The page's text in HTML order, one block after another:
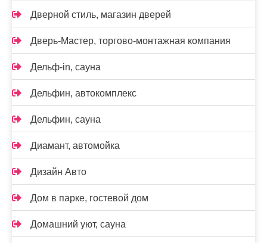
Дверной стиль, магазин дверей
Дверь-Мастер, торгово-монтажная компания
Дельф-in, сауна
Дельфин, автокомплекс
Дельфин, сауна
Диамант, автомойка
Дизайн Авто
Дом в парке, гостевой дом
Домашний уют, сауна